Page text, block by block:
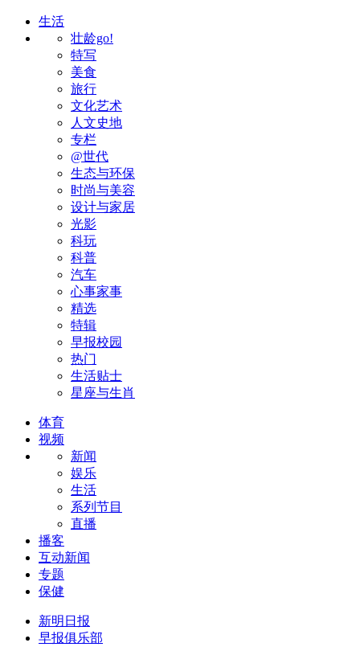
生活
壮龄go!
特写
美食
旅行
文化艺术
人文史地
专栏
@世代
生态与环保
时尚与美容
设计与家居
光影
科玩
科普
汽车
心事家事
精选
特辑
早报校园
热门
生活贴士
星座与生肖
体育
视频
新闻
娱乐
生活
系列节目
直播
播客
互动新闻
专题
保健
新明日报
早报俱乐部